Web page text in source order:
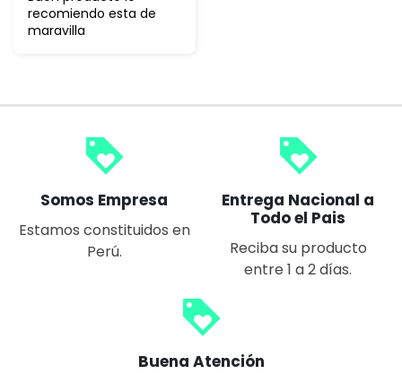
recomiendo esta de
maravilla
loyalty
Somos Empresa
Estamos constituidos en
Perú.
loyalty
Entrega Nacional a
Todo el Pais
Reciba su producto
entre 1 a 2 días.
loyalty
Buena Atención